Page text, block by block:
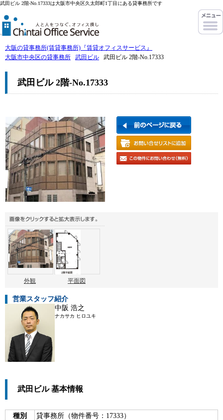
武田ビル 2階-No.17333は大阪市中央区久太郎町1丁目にある貸事務所です
大阪の貸事務所(賃貸事務所)『賃貸オフィスサービス』
大阪市中央区の貸事務所
武田ビル 武田ビル 2階-No.17333
武田ビル 2階-No.17333
外観 平面図
営業スタッフ紹介
中阪 浩之
ナカサカ ヒロユキ
武田ビル 基本情報
種別
貸事務所（物件番号：17333）